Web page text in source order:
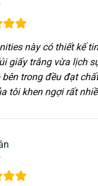
này có thiết kế
giấy trắng vừa lịch
trong đều đạt
tôi khen ngợi rất